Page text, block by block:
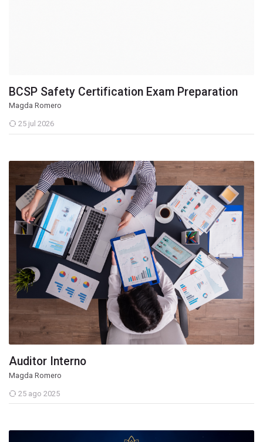
BCSP Safety Certification Exam Preparation
Magda Romero
25 jul 2026
Auditor Interno
Magda Romero
25 ago 2025